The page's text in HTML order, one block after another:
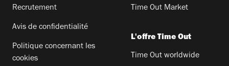
Recrutement
Avis de confidentialité
Politique concernant les
cookies
Time Out Market
L'offre Time Out
Time Out worldwide